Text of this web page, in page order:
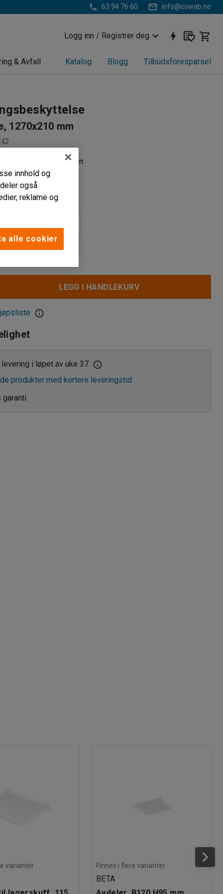
63 94 76 60 info@cowab.no
Logg inn / Registrer deg
& Avfall Katalog Blogg Tilbudsforespørsel
1270x210 mm
mot kollisjon
plast
LEGG I HANDLEKURV
i løpet av uke 37
produkter med kortere leveringstid
garanti
varianter Finnes i flere varianter
BETA
innhold og
også
reklame og
alle cookier